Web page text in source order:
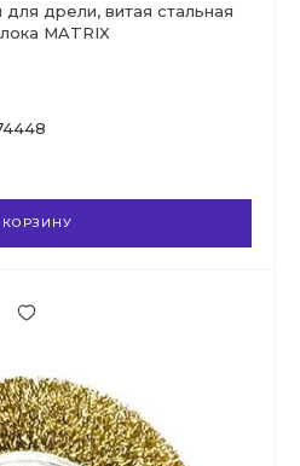
дрели, витая стальная
MATRIX
КОРЗИНУ